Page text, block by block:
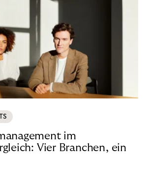
im
Vier Branchen, ein